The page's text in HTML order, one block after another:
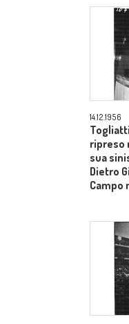
14.12.1956
ripreso
sua
Dietro
Campo